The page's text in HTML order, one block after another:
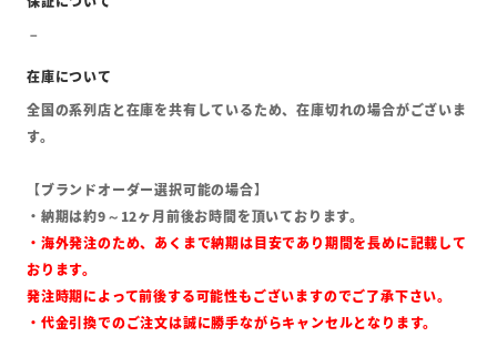
全国の系列店と在庫を共有しているため、在庫切れの場合がございま
す。
【ブランドオーダー選択可能の場合】
・納期は約9～12ヶ月前後お時間を頂いております。
・海外発注のため、あくまで納期は目安であり期間を長めに記載して
おります。
発注時期によって前後する可能性もございますのでご了承下さい。
・代金引換でのご注文は誠に勝手ながらキャンセルとなります。